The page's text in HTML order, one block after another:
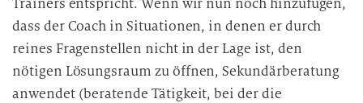
Trainers entspricht. Wenn wir nun noch hinzufügen,
dass der Coach in Situationen, in denen er durch
reines Fragenstellen nicht in der Lage ist, den
nötigen Lösungsraum zu öffnen, Sekundärberatung
anwendet (beratende Tätigkeit, bei der die